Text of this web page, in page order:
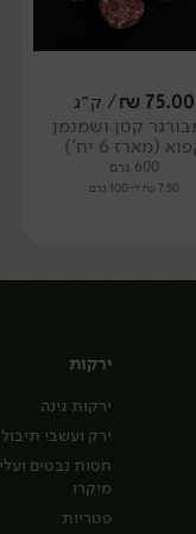
75.00
₪/ ק״ג
קטן ושמנמן
(מארז 6 יח')
600 גרם
7.50 ₪ ל-100 גרם
ירקות
ירקות גינה
ירק ועשבי תיבול
חסות נבטים ועלי
מיקרו
פטריות